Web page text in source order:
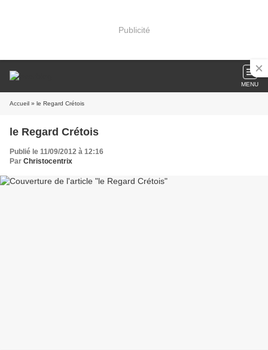
Publicité
MENU
Accueil » le Regard Crétois
le Regard Crétois
Publié le 11/09/2012 à 12:16
Par Christocentrix